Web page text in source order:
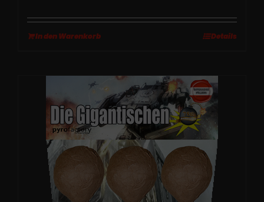
In den Warenkorb Details